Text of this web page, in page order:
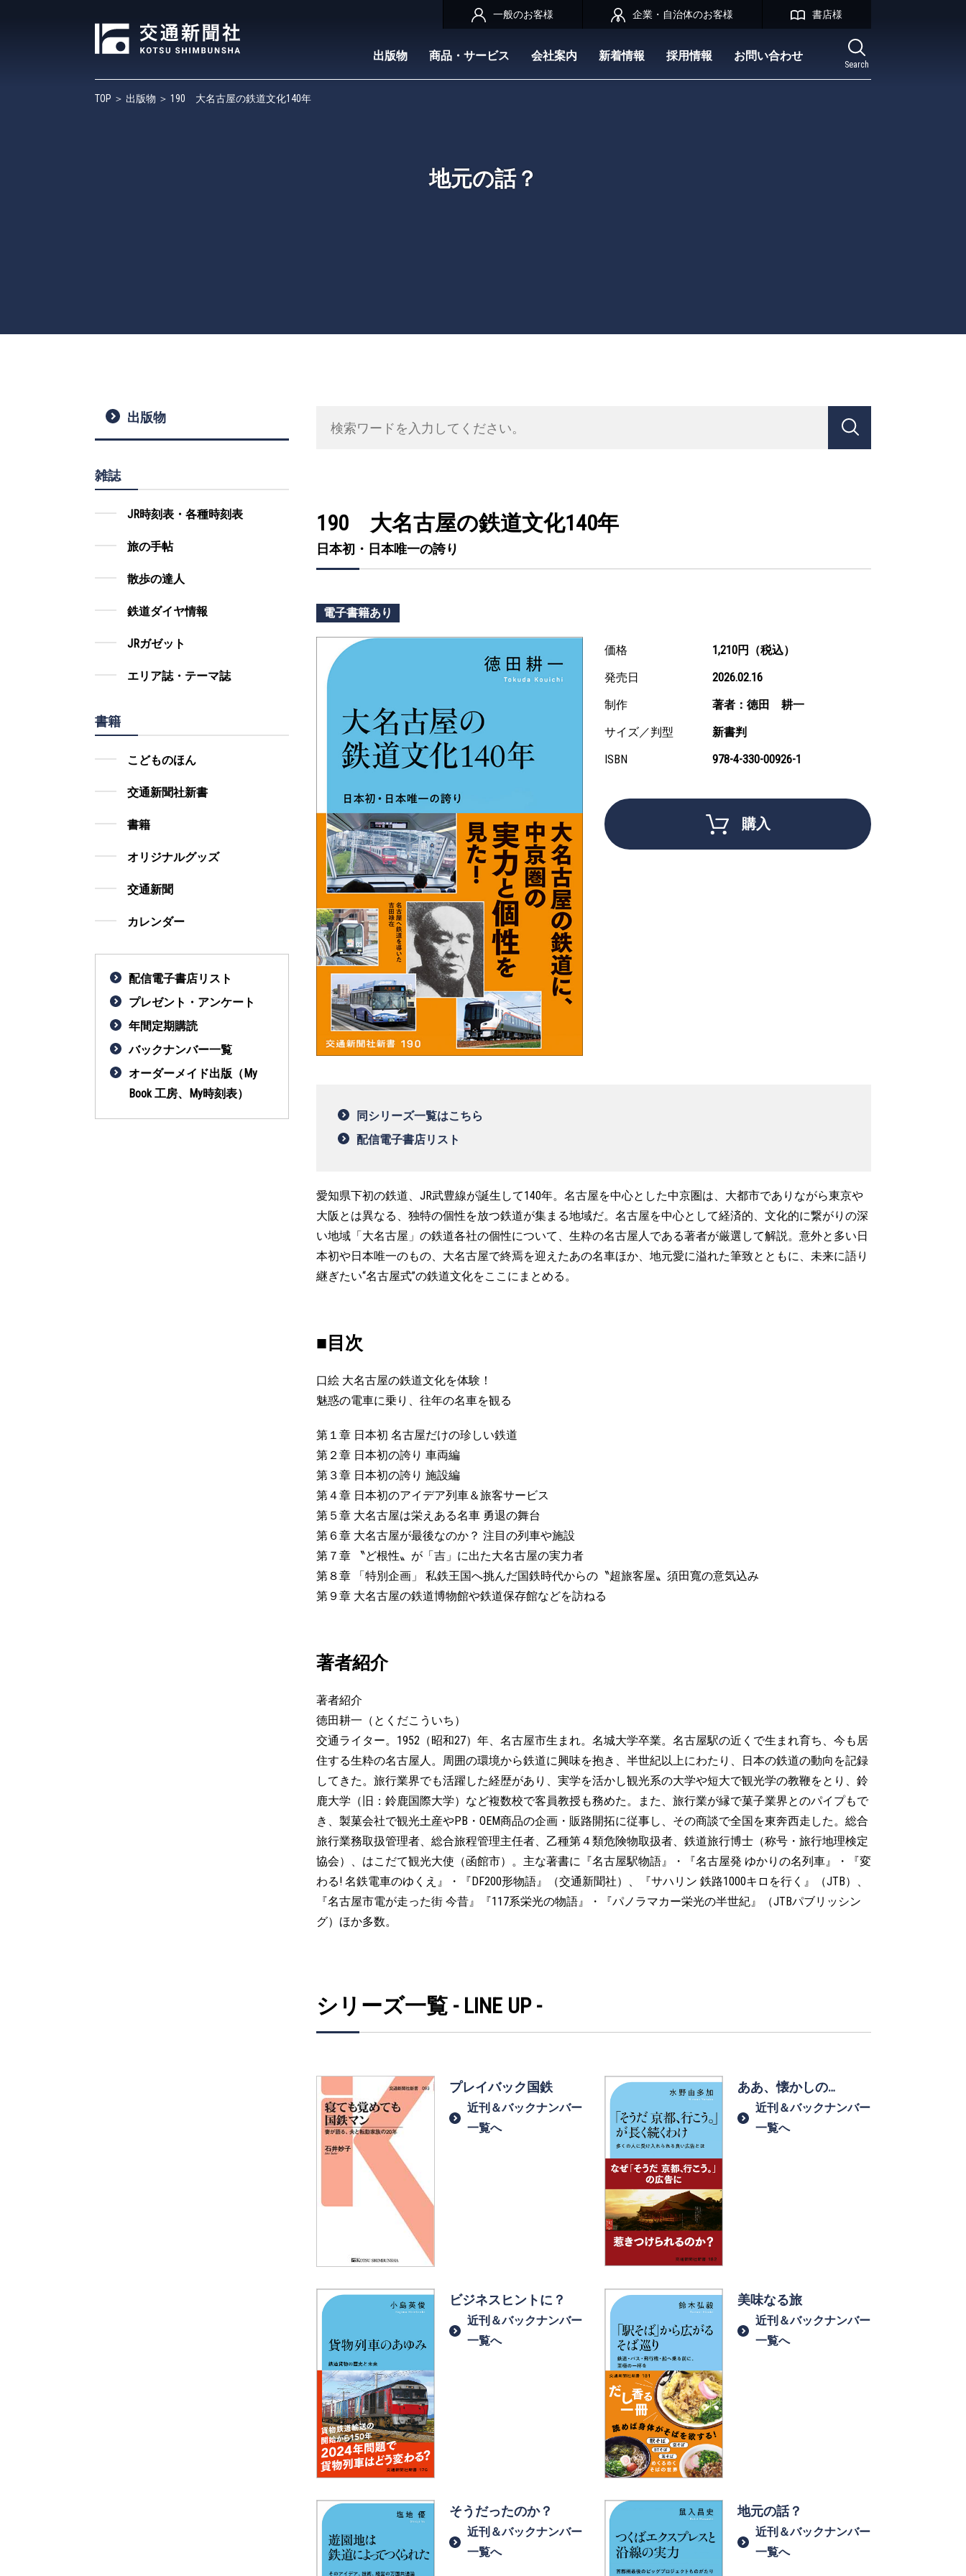
Search
出版物 商品・サービス 会社案内 新着情報 採用情報 お問い合わせ
一般のお客様 企業・自治体のお客様 書店様
TOP ＞ 出版物 ＞ 190 大名古屋の鉄道文化140年
地元の話？
出版物
雑誌
JR時刻表・各種時刻表
旅の手帖
散歩の達人
鉄道ダイヤ情報
JRガゼット
エリア誌・テーマ誌
書籍
こどものほん
交通新聞社新書
書籍
オリジナルグッズ
交通新聞
カレンダー
配信電子書店リスト
プレゼント・アンケート
年間定期購読
バックナンバー一覧
オーダーメイド出版（My
Book 工房、My時刻表）
190 大名古屋の鉄道文化140年
日本初・日本唯一の誇り
電子書籍あり
価格
1,210円（税込）
発売日
2026.02.16
制作
著者：徳田 耕一
サイズ／判型
新書判
ISBN
978-4-330-00926-1
購入
同シリーズ一覧はこちら
配信電子書店リスト
愛知県下初の鉄道、JR武豊線が誕生して140年。名古屋を中心とした中京圏は、大都市でありながら東京や
大阪とは異なる、独特の個性を放つ鉄道が集まる地域だ。名古屋を中心として経済的、文化的に繋がりの深
い地域「大名古屋」の鉄道各社の個性について、生粋の名古屋人である著者が厳選して解説。意外と多い日
本初や日本唯一のもの、大名古屋で終焉を迎えたあの名車ほか、地元愛に溢れた筆致とともに、未来に語り
継ぎたい“名古屋式”の鉄道文化をここにまとめる。
■目次
口絵 大名古屋の鉄道文化を体験！
魅惑の電車に乗り、往年の名車を観る
第１章 日本初 名古屋だけの珍しい鉄道
第２章 日本初の誇り 車両編
第３章 日本初の誇り 施設編
第４章 日本初のアイデア列車＆旅客サービス
第５章 大名古屋は栄えある名車 勇退の舞台
第６章 大名古屋が最後なのか？ 注目の列車や施設
第７章 〝ど根性〟が「吉」に出た大名古屋の実力者
第８章 「特別企画」 私鉄王国へ挑んだ国鉄時代からの〝超旅客屋〟須田寬の意気込み
第９章 大名古屋の鉄道博物館や鉄道保存館などを訪ねる
著者紹介
著者紹介
徳田耕一（とくだこういち）
交通ライター。1952（昭和27）年、名古屋市生まれ。名城大学卒業。名古屋駅の近くで生まれ育ち、今も居
住する生粋の名古屋人。周囲の環境から鉄道に興味を抱き、半世紀以上にわたり、日本の鉄道の動向を記録
してきた。旅行業界でも活躍した経歴があり、実学を活かし観光系の大学や短大で観光学の教鞭をとり、鈴
鹿大学（旧：鈴鹿国際大学）など複数校で客員教授も務めた。また、旅行業が縁で菓子業界とのパイプもで
き、製菓会社で観光土産やPB・OEM商品の企画・販路開拓に従事し、その商談で全国を東奔西走した。総合
旅行業務取扱管理者、総合旅程管理主任者、乙種第４類危険物取扱者、鉄道旅行博士（称号・旅行地理検定
協会）、はこだて観光大使（函館市）。主な著書に『名古屋駅物語』・『名古屋発 ゆかりの名列車』・『変
わる! 名鉄電車のゆくえ』・『DF200形物語』（交通新聞社）、『サハリン 鉄路1000キロを行く』（JTB）、
『名古屋市電が走った街 今昔』『117系栄光の物語』・『パノラマカー栄光の半世紀』（JTBパブリッシン
グ）ほか多数。
シリーズ一覧 - LINE UP -
プレイバック国鉄
近刊＆バックナンバー
一覧へ
ああ、懐かしの…
近刊＆バックナンバー
一覧へ
ビジネスヒントに？
近刊＆バックナンバー
一覧へ
美味なる旅
近刊＆バックナンバー
一覧へ
そうだったのか？
近刊＆バックナンバー
一覧へ
地元の話？
近刊＆バックナンバー
一覧へ